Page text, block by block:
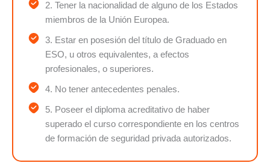
2. Tener la nacionalidad de alguno de los Estados
miembros de la Unión Europea.
3. Estar en posesión del título de Graduado en
ESO, u otros equivalentes, a efectos
profesionales, o superiores.
4. No tener antecedentes penales.
5. Poseer el diploma acreditativo de haber
superado el curso correspondiente en los centros
de formación de seguridad privada autorizados.